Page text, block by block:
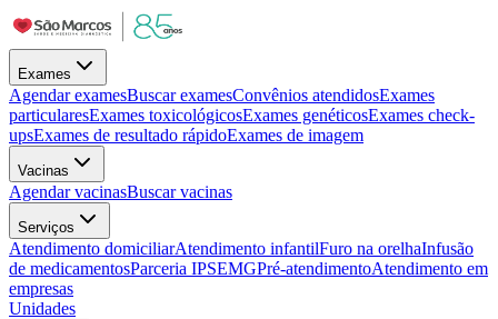
Exames
Agendar examesBuscar examesConvênios atendidosExames
particularesExames toxicológicosExames genéticosExames check-
upsExames de resultado rápidoExames de imagem
Vacinas
Agendar vacinasBuscar vacinas
Serviços
Atendimento domiciliarAtendimento infantilFuro na orelhaInfusão
de medicamentosParceria IPSEMGPré-atendimentoAtendimento em
empresas
Unidades